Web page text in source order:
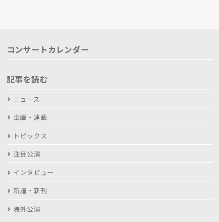
コンサートカレンダー
記事を読む
ニュース
企画・連載
トピックス
注目公演
インタビュー
新譜・新刊
海外公演